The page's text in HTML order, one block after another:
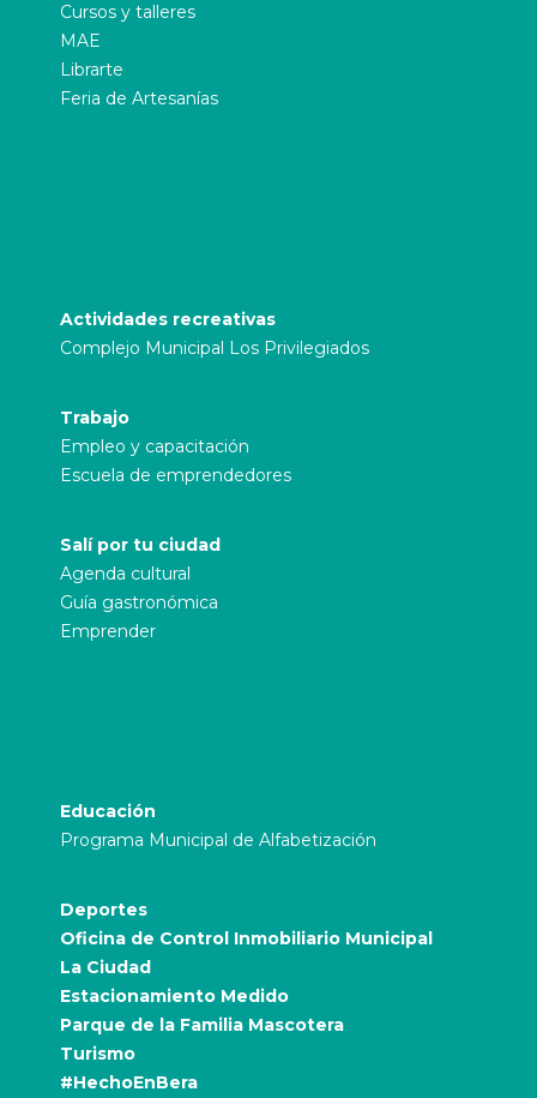
Cursos y talleres
MAE
Librarte
Feria de Artesanías
Actividades recreativas
Complejo Municipal Los Privilegiados
Trabajo
Empleo y capacitación
Escuela de emprendedores
Salí por tu ciudad
Agenda cultural
Guía gastronómica
Emprender
Educación
Programa Municipal de Alfabetización
Deportes
Oficina de Control Inmobiliario Municipal
La Ciudad
Estacionamiento Medido
Parque de la Familia Mascotera
Turismo
#HechoEnBera